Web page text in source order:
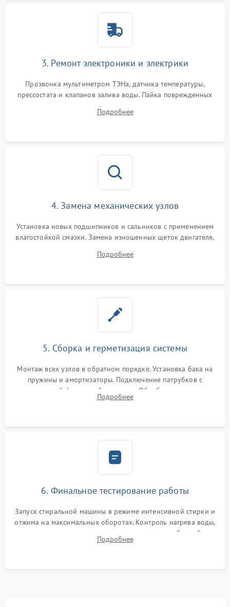
3. Ремонт электроники и электрики
Прозвонка мультиметром ТЭНа, датчика температуры,
прессостата и клапанов залива воды. Пайка поврежденных
Восстановление целостности проводки и контактов.
Подробнее
4. Замена механических узлов
Установка новых подшипников и сальников с применением
влагостойкой смазки. Замена изношенных щеток двигателя,
или поврежденной резиновой манжеты.
Подробнее
5. Сборка и герметизация системы
Монтаж всех узлов в обратном порядке. Установка бака на
пружины и амортизаторы. Подключение патрубков с
надежной фиксацией хомутами. Обработка стыков
герметиком для предотвращения возможных протечек воды.
Подробнее
6. Финальное тестирование работы
Запуск стиральной машины в режиме интенсивной стирки и
отжима на максимальных оборотах. Контроль нагрева воды,
корректности слива, отсутствия излишних вибраций,
посторонних стуков и протечек под корпусом.
Подробнее